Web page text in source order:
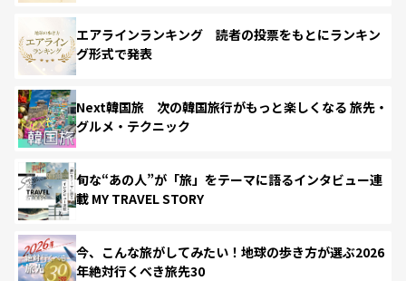
エアラインランキング 読者の投票をもとにランキン
グ形式で発表
Next韓国旅 次の韓国旅行がもっと楽しくなる 旅先・
グルメ・テクニック
旬な“あの人”が「旅」をテーマに語るインタビュー連
載 MY TRAVEL STORY
今、こんな旅がしてみたい！地球の歩き方が選ぶ2026
年絶対行くべき旅先30